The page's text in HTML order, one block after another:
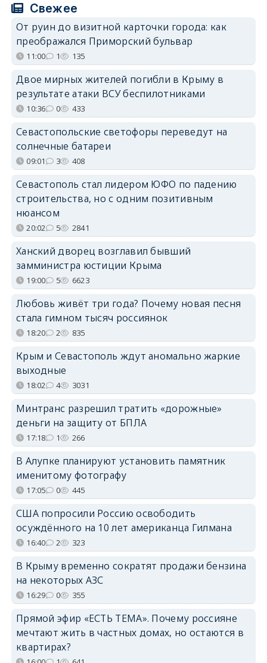
Свежее
От руин до визитной карточки города: как
преображался Приморский бульвар
11:00 1 135
Двое мирных жителей погибли в Крыму в
результате атаки ВСУ беспилотниками
10:36 0 433
Севастопольские светофоры переведут на
солнечные батареи
09:01 3 408
Севастополь стал лидером ЮФО по падению
строительства, но с одним позитивным
нюансом
20:02 5 2841
Ханский дворец возглавил бывший
замминистра юстиции Крыма
19:00 5 6623
Любовь живёт три года? Почему новая песня
стала гимном тысяч россиянок
18:20 2 835
Крым и Севастополь ждут аномально жаркие
выходные
18:02 4 3031
Минтранс разрешил тратить «дорожные»
деньги на защиту от БПЛА
17:18 1 266
В Алупке планируют установить памятник
именитому фотографу
17:05 0 445
США попросили Россию освободить
осуждённого на 10 лет американца Гилмана
16:40 2 323
В Крыму временно сократят продажи бензина
на некоторых АЗС
16:29 0 355
Прямой эфир «ЕСТЬ ТЕМА». Почему россияне
мечтают жить в частных домах, но остаются в
квартирах?